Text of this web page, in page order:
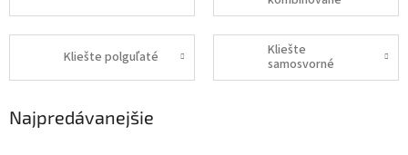
Kliešte polguľaté
Kliešte
samosvorné
Najpredávanejšie